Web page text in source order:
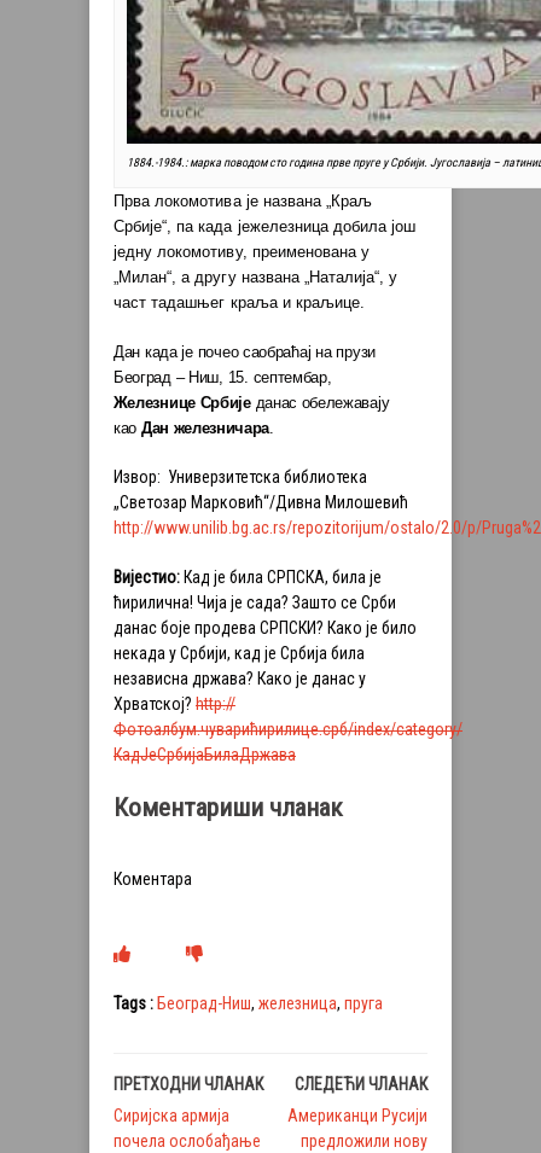
1884.-1984.: марка поводом сто година прве пруге у Србији. Југославија –
Прва локомотива је названа „Краљ
Србије“, па када јежелезница добила још
једну локомотиву, преименована у
„Милан“, а другу названа „Наталија“, у
част тадашњег краља и краљице.
Дан када је почео саобраћај на прузи
Београд – Ниш, 15. септембар,
Железнице Србиједанас обележавају
као Дан железничара.
Извор: Универзитетска библиотека
„Светозар Марковић“/Дивна Милошевић
http://www.unilib.bg.ac.rs/repozitorijum/ostalo/2.0/p/
Вијестио: Кад је била СРПСКА, била је
ћирилична! Чија је сада? Зашто се Срби
данас боје продева СРПСКИ? Како је било
некада у Србији, кад је Србија била
независна држава? Како је данас у
Хрватској? http://
Фотоалбум.чуварићирилице.срб/index/category/
КадЈеСрбијаБилаДржава
Коментариши чланак
Коментара
Tags : Београд-Ниш, железница, пруга
ПРЕТХОДНИ ЧЛАНАК
Сиријска армија
почела ослобађање
СЛЕДЕЋИ ЧЛАНАК
Американци Русији
предложили нову